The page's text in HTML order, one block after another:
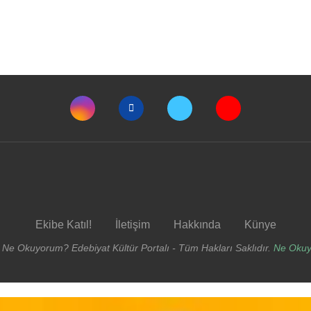
Ekibe Katıl! İletişim Hakkında Künye
Okuyorum? Edebiyat Kültür Portalı - Tüm Hakları Saklıdır. Ne